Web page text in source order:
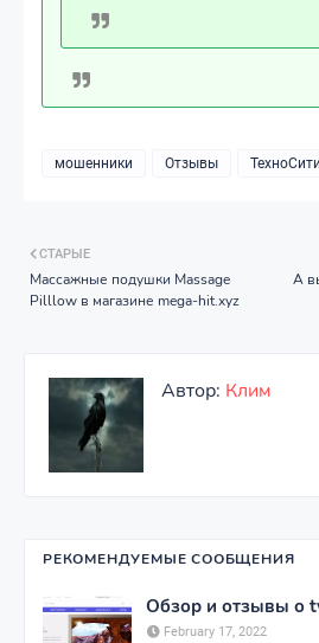
мошенники Отзывы ТехноСити
А
СТАРЫЕ
Массажные подушки Massage
Pilllow в магазине mega-hit.xyz
Автор: Клим
РЕКОМЕНДУЕМЫЕ СООБЩЕНИЯ
Обзор и отзывы о
February 17, 2022